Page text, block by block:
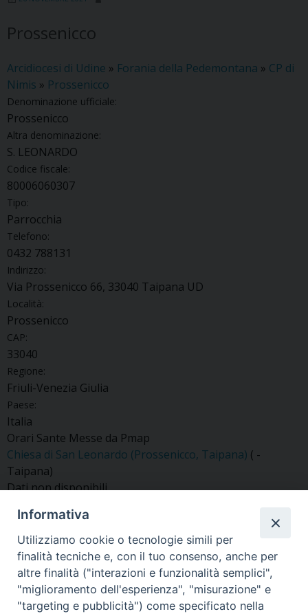
Prossenicco
Arcidiocesi di Udine » Forania della Pedemontana » CP di
Nimis » Prossenicco
Denominazione ufficiale:
Prossenicco
Altra denominazione:
S. LEONARDO
Codice fiscale:
80006060307
Tipo:
Parrocchia
Telefono:
0432 788131
Indirizzo:
Via Prossenicco 66, 33040 Taipana UD
Località:
Prossenicco
CAP:
33040
Regione:
Friuli-Venezia Giulia
Paese:
Italia
Orari Sante Messe da Pmap
Chiesa di San Leonardo (Prossenicco, Taipana) ( -
Taipana)
Dati non disponibili
Socchieve Flumignano
Informativa
Utilizziamo cookie o tecnologie simili per
finalità tecniche e, con il tuo consenso, anche per
altre finalità ("interazioni e funzionalità semplici",
"miglioramento dell'esperienza", "misurazione" e
"targeting e pubblicità") come specificato nella